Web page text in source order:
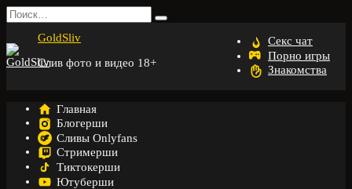
Перейти
к
содержанию
Search
for:
GoldSliv
Слив фото и видео 18+
Секс чат
Порно игры
Знакомства
Главная
Блогерши
Сливы Onlyfans
Стримерши
Тиктокерши
Ютуберши